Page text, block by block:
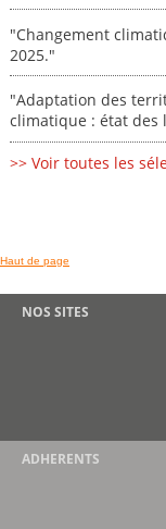
"Changement
2025."
"Adaptation des
climatique : état des
>> Voir toutes les
Haut de page
NOS SITES
ADHERENTS